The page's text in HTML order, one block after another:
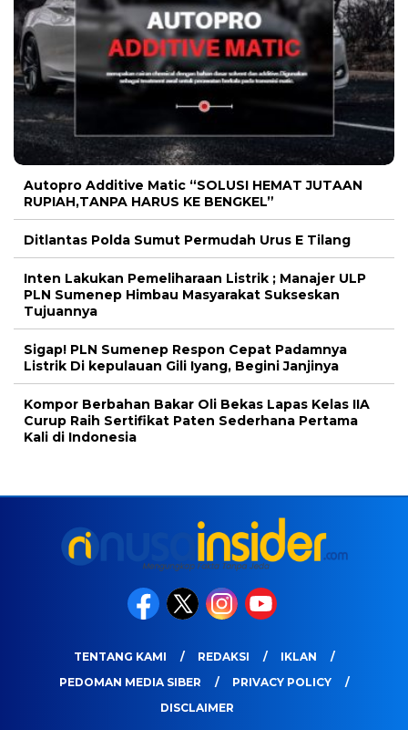
Autopro Additive Matic “SOLUSI HEMAT JUTAAN
RUPIAH,TANPA HARUS KE BENGKEL”
Ditlantas Polda Sumut Permudah Urus E Tilang
Inten Lakukan Pemeliharaan Listrik ; Manajer ULP
PLN Sumenep Himbau Masyarakat Sukseskan
Tujuannya
Sigap! PLN Sumenep Respon Cepat Padamnya
Listrik Di kepulauan Gili Iyang, Begini Janjinya
Kompor Berbahan Bakar Oli Bekas Lapas Kelas IIA
Curup Raih Sertifikat Paten Sederhana Pertama
Kali di Indonesia
TENTANG KAMI REDAKSI
IKLAN
PEDOMAN MEDIA SIBER
PRIVACY POLICY
DISCLAIMER